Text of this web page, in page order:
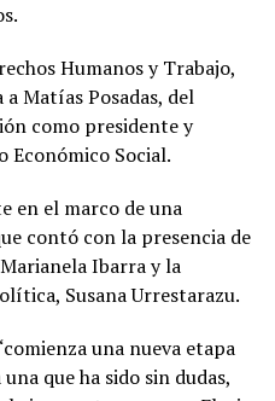
Humanos y Trabajo,
Matías Posadas, del
como presidente y
Económico Social.
en el marco de una
contó con la presencia de
Ibarra y la
Susana Urrestarazu.
una nueva etapa
que ha sido sin dudas,